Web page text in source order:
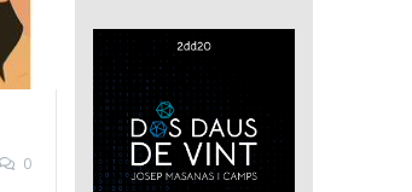
0